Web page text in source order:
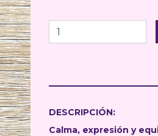
DESCRIPCIÓN:
Calma, expresión y